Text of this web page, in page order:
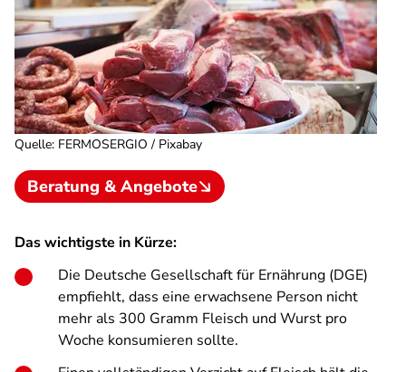
Quelle: FERMOSERGIO / Pixabay
Beratung & Angebote
Das wichtigste in Kürze:
Die Deutsche Gesellschaft für Ernährung (DGE)
empfiehlt, dass eine erwachsene Person nicht
mehr als 300 Gramm Fleisch und Wurst pro
Woche konsumieren sollte.